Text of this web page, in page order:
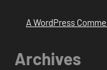
A WordPress
Archives